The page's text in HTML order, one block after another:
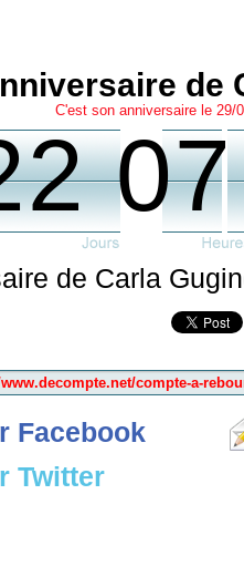
de
C'est son anniversaire le 29/
de Carla
Facebook
Twitter